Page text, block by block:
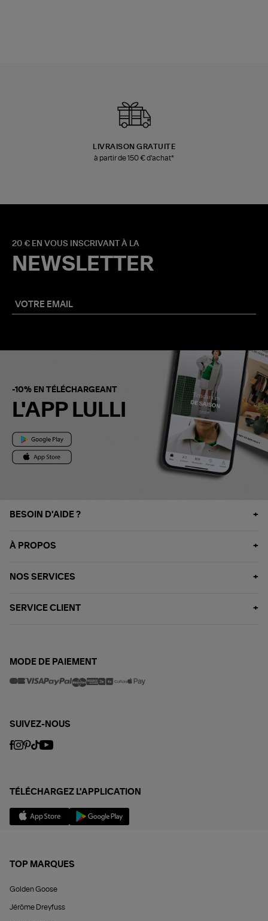
LIVRAISON GRATUITE
à partir de 150 € d'achat*
20 € EN VOUS INSCRIVANT À LA
NEWSLETTER
-10% EN TÉLÉCHARGEANT
L'APP LULLI
BESOIN D'AIDE ?
À PROPOS
NOS SERVICES
SERVICE CLIENT
MODE DE PAIEMENT
SUIVEZ-NOUS
TÉLÉCHARGEZ L'APPLICATION
TOP MARQUES
Golden Goose
Jérôme Dreyfuss